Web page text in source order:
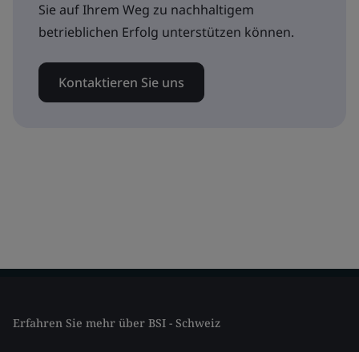
Sie auf Ihrem Weg zu nachhaltigem
betrieblichen Erfolg unterstützen können.
Kontaktieren Sie uns
Erfahren Sie mehr über BSI - Schweiz